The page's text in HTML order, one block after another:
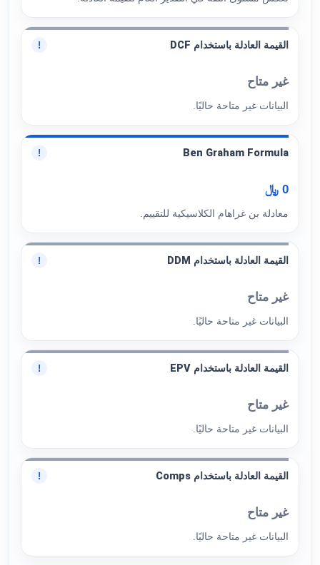
القيمة العادلة باستخدام DCF !
غير متاح
البيانات غير متاحة حاليًا.
Ben Graham Formula
!
0 ﷼
معادلة بن غراهام الكلاسيكية للتقييم.
القيمة العادلة باستخدام DDM !
غير متاح
البيانات غير متاحة حاليًا.
القيمة العادلة باستخدام EPV !
غير متاح
البيانات غير متاحة حاليًا.
القيمة العادلة باستخدام Comps !
غير متاح
البيانات غير متاحة حاليًا.